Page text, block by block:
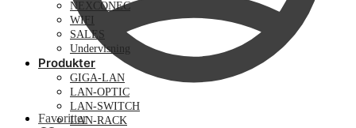
Favoritter
NEXCONEC
WIFI
SALES
Undervisning
Produkter
GIGA-LAN
LAN-OPTIC
LAN-SWITCH
LAN-RACK